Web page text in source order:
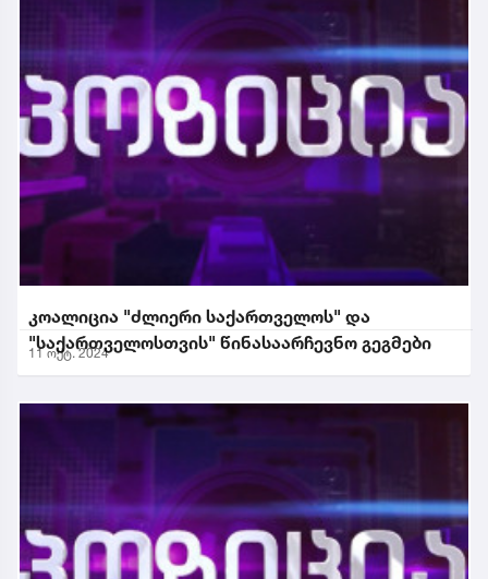
კოალიცია "ძლიერი საქართველოს" და
"საქართველოსთვის" წინასაარჩევნო გეგმები
11 ოქტ. 2024